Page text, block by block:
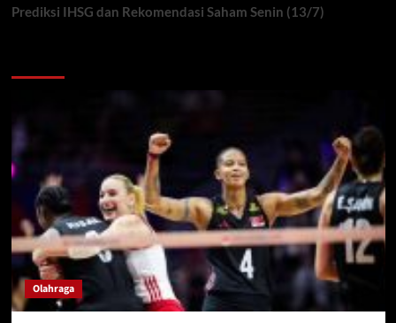
Prediksi IHSG dan Rekomendasi Saham Senin (13/7)
Olahraga